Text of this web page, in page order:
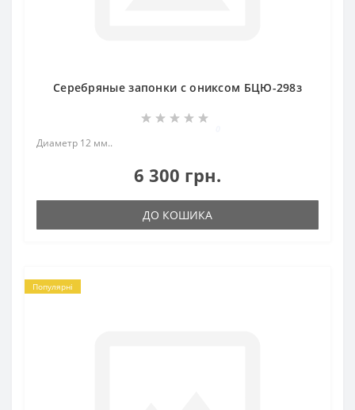
Серебряные запонки с ониксом БЦЮ-298з
Диаметр 12 мм..
6 300 грн.
ДО КОШИКА
Популярні